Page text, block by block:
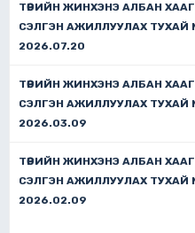
ТӨРИЙН ЖИНХЭНЭ АЛБАН
СЭЛГЭН АЖИЛЛУУЛАХ ТУХАЙ
2026.07.20
ТӨРИЙН ЖИНХЭНЭ АЛБАН
СЭЛГЭН АЖИЛЛУУЛАХ ТУХАЙ
2026.03.09
ТӨРИЙН ЖИНХЭНЭ АЛБАН
СЭЛГЭН АЖИЛЛУУЛАХ ТУХАЙ
2026.02.09